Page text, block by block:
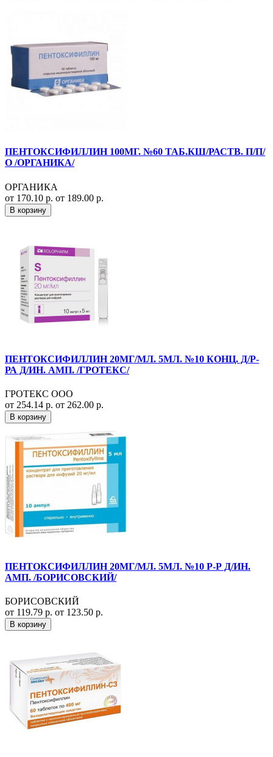
ПЕНТОКСИФИЛЛИН 100МГ. №60 ТАБ.КШ/РАСТВ. П/П/
О /ОРГАНИКА/
ОРГАНИКА
от 170.10 р. от 189.00 р.
В корзину
ПЕНТОКСИФИЛЛИН 20МГ/МЛ. 5МЛ. №10 КОНЦ. Д/Р-
РА Д/ИН. АМП. /ГРОТЕКС/
ГРОТЕКС ООО
от 254.14 р. от 262.00 р.
В корзину
ПЕНТОКСИФИЛЛИН 20МГ/МЛ. 5МЛ. №10 Р-Р Д/ИН.
АМП. /БОРИСОВСКИЙ/
БОРИСОВСКИЙ
от 119.79 р. от 123.50 р.
В корзину